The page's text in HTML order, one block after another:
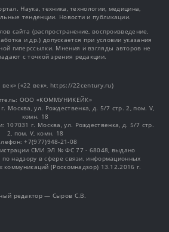
Наука, техника, технологии, медицина,
тенденции. Новости и публикации.
сайта (распространение, воспроизведение,
и др.) допускается при условии указания
гиперссылки. Мнения и взгляды авторов не
с точкой зрения редакции.
век» («22 век», https://22century.ru)
OOO «КОММУНИКЕЙК»
Москва, ул. Рождественка, д. 5/7 стр. 2, пом. V,
комн. 18
107031 г. Москва, ул. Рождественка, д. 5/7 стр.
2, пом. V, комн. 18
+7(977)948-21-08
СМИ ЭЛ № ФС 77 - 68048, выдано
надзору в сфере связи, информационных
коммуникаций (Роскомнадзор) 13.12.2016 г.
редактор — Сыров С.В.